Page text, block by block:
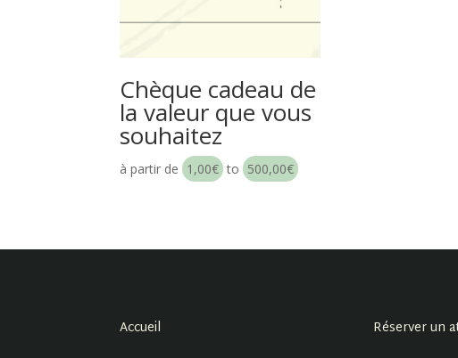
Chèque cadeau de
la valeur que vous
souhaitez
à partir de 1,00€ to 500,00€
Accueil
Réserver un